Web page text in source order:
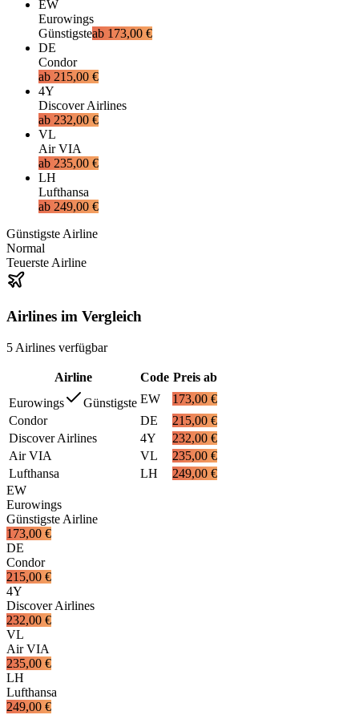
EW
Eurowings
Günstigsteab 173,00 €
DE
Condor
ab 215,00 €
4Y
Discover Airlines
ab 232,00 €
VL
Air VIA
ab 235,00 €
LH
Lufthansa
ab 249,00 €
Günstigste Airline
Normal
Teuerste Airline
Airlines im Vergleich
5 Airlines verfügbar
Airline Code Preis ab
Eurowings
Günstigste EW
173,00 €
Condor
DE
215,00 €
Discover Airlines
4Y
232,00 €
Air VIA
VL
235,00 €
Lufthansa
LH
249,00 €
EW
Eurowings
Günstigste Airline
173,00 €
DE
Condor
215,00 €
4Y
Discover Airlines
232,00 €
VL
Air VIA
235,00 €
LH
Lufthansa
249,00 €